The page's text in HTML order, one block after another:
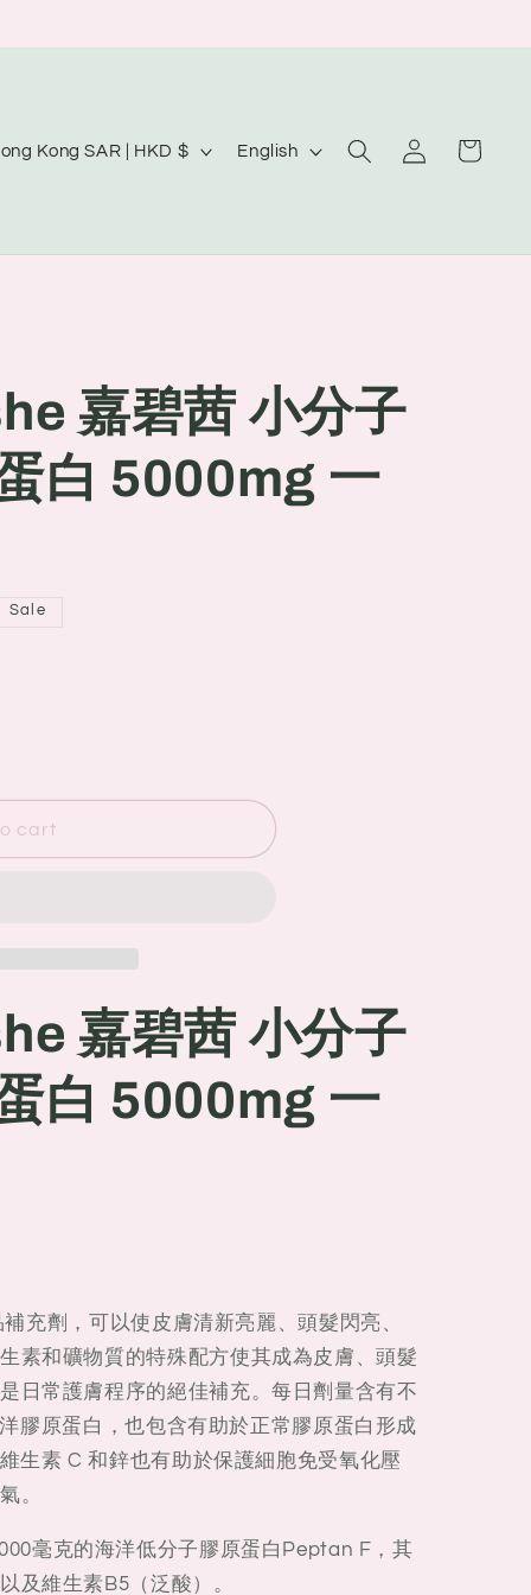
Hong Kong SAR | HKD $
L
g
g
e
English
Log
in
Cart
嘉碧茜 小分子
白 5000mg 一
Sale
cart
嘉碧茜 小分子
白 5000mg 一
充劑，可以使皮膚清新亮麗、頭髮閃亮、
素和礦物質的特殊配方使其成為皮膚、頭髮
日常護膚程序的絕佳補充。每日劑量含有不
膠原蛋白，也包含有助於正常膠原蛋白形成
生素 C 和鋅也有助於保護細胞免受氧化壓
。
毫克的海洋低分子膠原蛋白Peptan F，其
及維生素B5（泛酸）。